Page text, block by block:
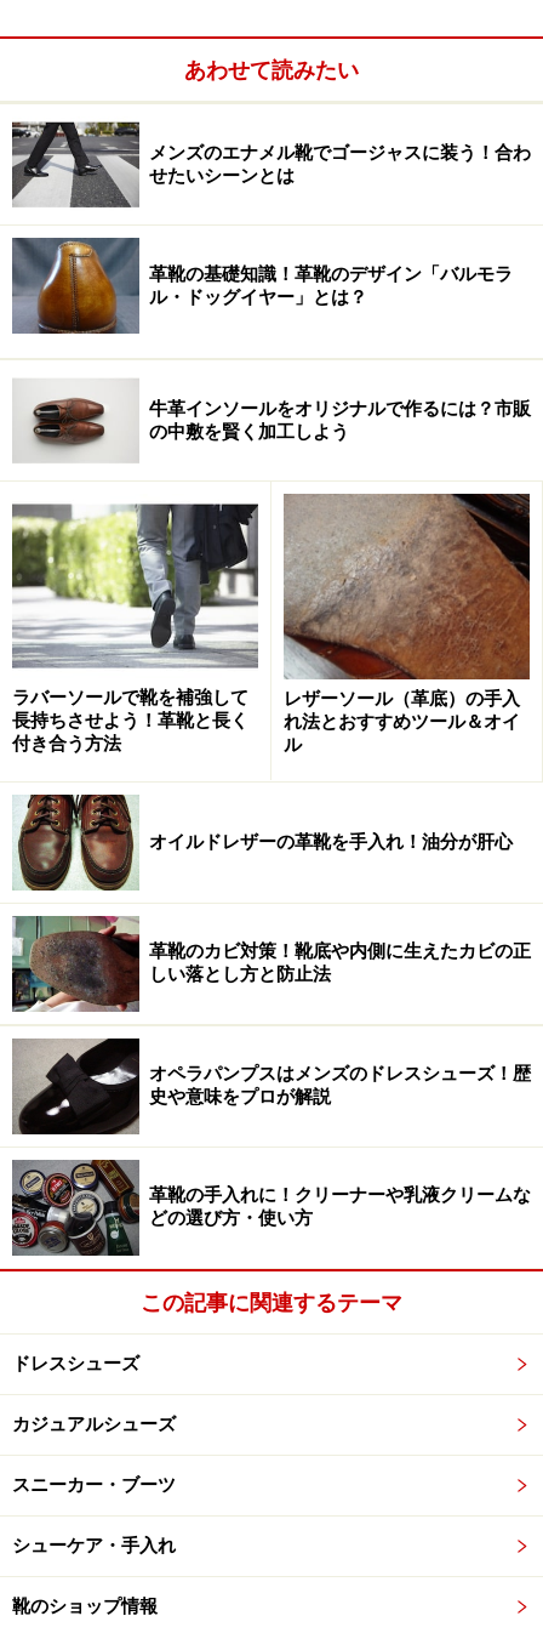
この靴もキャップトゥ？
ストレートチップは冠婚葬祭やビジネスシ
ーンに最適
ストレートチップの国際標準とも言えた、チャーチのコ
ンスル。これは名作「73」ラストを用いた旧モデル。
「173」木型で展開する現行品は当初「オズボーン」と
言う名でデビューしましたが、2007年秋からはそのモ
デルに「コンスル」の名を冠しています。
上の写真のように、爪先に一文字状のステッチングのみ
を施したスタイルの靴を、「ストレートチップ」と呼び
ます。ご年配の方を中心に、「一文字」の愛称で親しま
格と言っても過言ではなく、この靴で真っ先に思い浮か
べるのは、恐らく内羽根式の黒のものでしょう。
なぜなら内羽根式の黒のこの靴は、ビジネス用としてだ
けでなく、礼装用としても不可欠な、「特別なもの」だ
からです。厳密にはモーニングなどの「昼間の儀式用の
礼装」に合わせる靴の模範解答になります。鼻筋に線が
シャープに通ったような凛々しい印象を与えるので、確
かに個人的にも、このスタイルは内羽根式のプレーント
ウと同様茶系は眼中になく黒のみ、使う場面も
ーマルユース以上のかしこまった場に限りたくなりま
す。
だからでしょうか、日本では1980年代までは、この靴は
す。日本のお店で茶系のこの靴が増えてきたのは、イギ
リスやアメリカ東海岸ではなくイタリアの男性の装いに
からです。
パンチドキャップトゥは華やかさな仕上が
りで私服にも使える
あわせて読みたい
メンズのエナメル靴でゴージャスに装う！合わ
せたいシーンとは
革靴の基礎知識！革靴のデザイン「バルモラ
ル・ドッグイヤー」とは？
牛革インソールをオリジナルで作るには？市販
の中敷を賢く加工しよう
ラバーソールで靴を補強して
長持ちさせよう！革靴と長く
付き合う方法
レザーソール（革底）の手入
れ法とおすすめツール＆オイ
ル
オイルドレザーの革靴を手入れ！油分が肝心
革靴のカビ対策！靴底や内側に生えたカビの正
しい落とし方と防止法
オペラパンプスはメンズのドレスシューズ！歴
史や意味をプロが解説
革靴の手入れに！クリーナーや乳液クリームな
どの選び方・使い方
この記事に関連するテーマ
ドレスシューズ
カジュアルシューズ
スニーカー・ブーツ
シューケア・手入れ
靴のショップ情報